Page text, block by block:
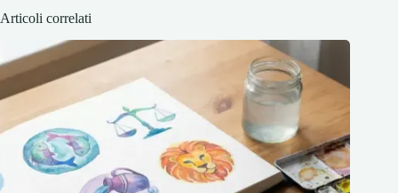
Articoli correlati